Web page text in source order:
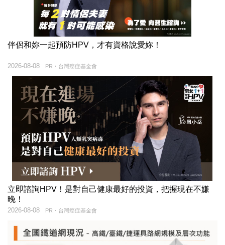
伴侶和妳一起預防HPV，才有資格說愛妳！
PR・台灣癌症基金會
2026-08-08
立即諮詢HPV！是對自己健康最好的投資，把握現在不嫌
晚！
PR・台灣癌症基金會
2026-08-08